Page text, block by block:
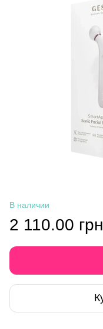
В наличии
2 110.00 грн